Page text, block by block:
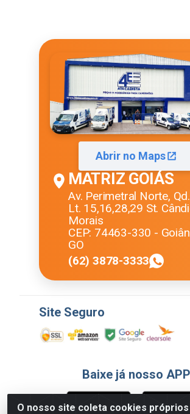
O nosso site coleta cookies próprios
Abrir no Maps
MATRIZ GOIÁS
Av. Perimetral Norte,
Lt. 15,16,28,29 St.
Morais
CEP: 74463-330 -
GO
(62) 3878-3333
Site Seguro
Baixe já nosso APP